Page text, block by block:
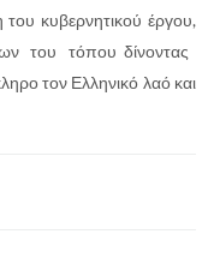
του κυβερνητικού έργου,
του τόπου δίνοντας
τον Ελληνικό λαό και